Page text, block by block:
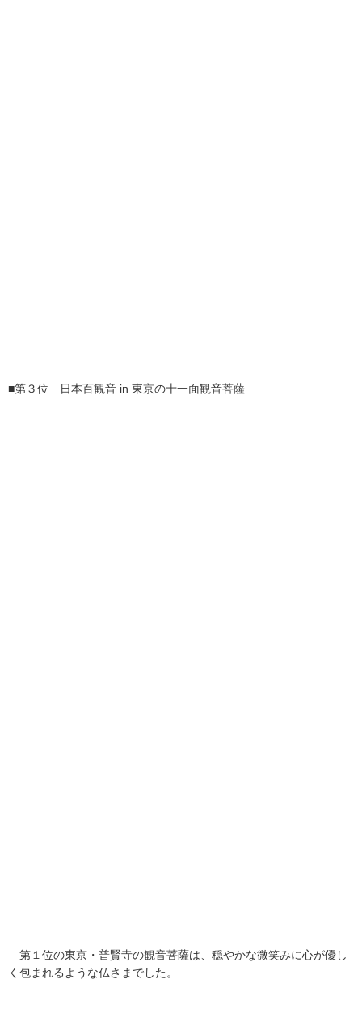
■第３位 日本百観音 in 東京の十一面観音菩薩
第１位の東京・普賢寺の観音菩薩は、穏やかな微笑みに心が優し
く包まれるような仏さまでした。